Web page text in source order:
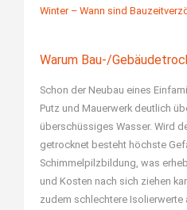
Winter – Wann sind
Warum Bau-/
Schon der Neubau eines
Putz und Mauerwerk deutlich
überschüssiges Wasser. Wird
getrocknet besteht höchste
Schimmelpilzbildung, was
und Kosten nach sich ziehen
zudem schlechtere Isolierwerte